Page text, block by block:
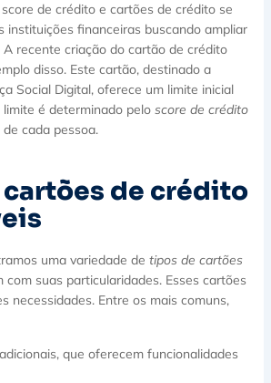
de crédito e cartões de crédito se
instituições financeiras buscando ampliar
recente criação do cartão de crédito
disso. Este cartão, destinado a
Social Digital, oferece um limite inicial
é determinado pelo score de crédito
de cada pessoa.
de crédito
uma variedade de tipos de cartões
com suas particularidades. Esses cartões
necessidades. Entre os mais comuns,
que oferecem funcionalidades